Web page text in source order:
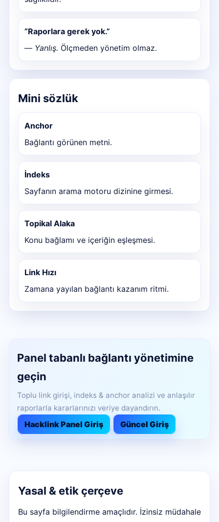
“Raporlara gerek yok.”
— Yanlış. Ölçmeden yönetim olmaz.
Mini sözlük
Anchor
Bağlantı görünen metni.
İndeks
Sayfanın arama motoru dizinine girmesi.
Topikal Alaka
Konu bağlamı ve içeriğin eşleşmesi.
Link Hızı
Zamana yayılan bağlantı kazanım ritmi.
Panel tabanlı bağlantı yönetimine
geçin
Toplu link girişi, indeks & anchor analizi ve anlaşılır
raporlarla kararlarınızı veriye dayandırın.
Hacklink Panel Giriş Güncel Giriş
Yasal & etik çerçeve
Bu sayfa bilgilendirme amaçlıdır. İzinsiz müdahale